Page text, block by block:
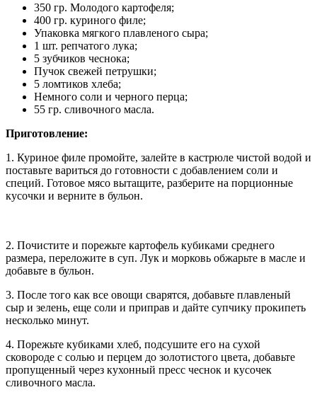
350 гр. Молодого картофеля;
400 гр. куриного филе;
Упаковка мягкого плавленого сыра;
1 шт. репчатого лука;
5 зубчиков чеснока;
Пучок свежей петрушки;
5 ломтиков хлеба;
Немного соли и черного перца;
55 гр. сливочного масла.
Приготовление:
1. Куриное филе промойте, залейте в кастрюле чистой водой и
поставьте вариться до готовности с добавлением соли и
специй. Готовое мясо вытащите, разберите на порционные
кусочки и верните в бульон.
2. Почистите и порежьте картофель кубиками среднего
размера, переложите в суп. Лук и морковь обжарьте в масле и
добавьте в бульон.
3. После того как все овощи сварятся, добавьте плавленый
сыр и зелень, еще соли и приправ и дайте супчику прокипеть
несколько минут.
4. Порежьте кубиками хлеб, подсушите его на сухой
сковороде с солью и перцем до золотистого цвета, добавьте
пропущенный через кухонный пресс чеснок и кусочек
сливочного масла.